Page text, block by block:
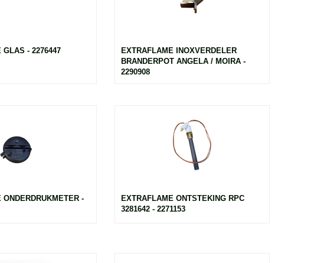
GLAS - 2276447
EXTRAFLAME INOXVERDELER
BRANDERPOT ANGELA / MOIRA -
2290908
-
EXTRAFLAME ONTSTEKING RPC
3281642 - 2271153